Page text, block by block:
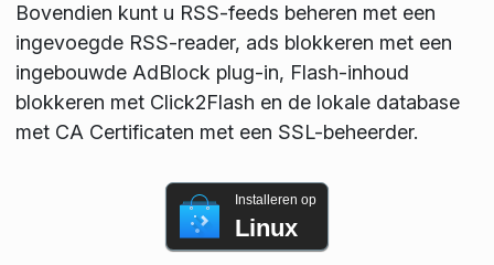
Bovendien kunt u RSS-feeds beheren met een
ingevoegde RSS-reader, ads blokkeren met een
ingebouwde AdBlock plug-in, Flash-inhoud
blokkeren met Click2Flash en de lokale database
met CA Certificaten met een SSL-beheerder.
Installeren op
Linux